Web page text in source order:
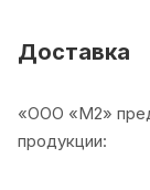
менеджера).
Доставка
«ООО «М2»
продукции: